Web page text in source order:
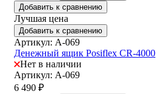
Добавить к сравнению
Лучшая цена
Добавить к сравнению
Артикул: A-069
Денежный ящик Posiflex CR-4000
Нет в наличии
Артикул: A-069
6 490 ₽